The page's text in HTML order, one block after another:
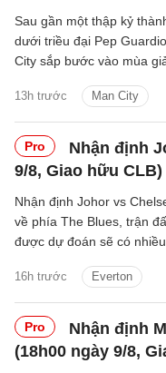
13h trước Man City
Sau gần một thập kỷ
dưới triều đại Pep
City sắp bước vào mùa
trên băng ghế chỉ đạo.
Pro
Nhận định
9/8, Giao hữu CLB)
16h trước Everton
Nhận định Johor vs
về phía The Blues, trận
được dự đoán sẽ có
Pro
Nhận định
(18h00 ngày 9/8,